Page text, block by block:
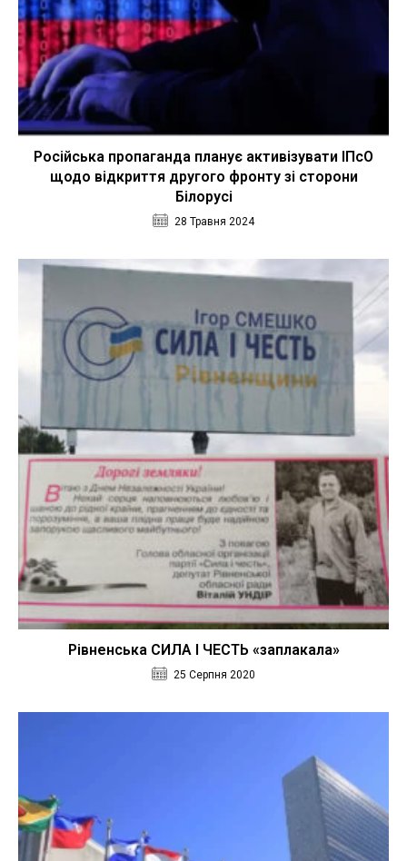
Російська пропаганда планує активізувати ІПсО
щодо відкриття другого фронту зі сторони
Білорусі
28 Травня 2024
Рівненська СИЛА І ЧЕСТЬ «заплакала»
25 Серпня 2020